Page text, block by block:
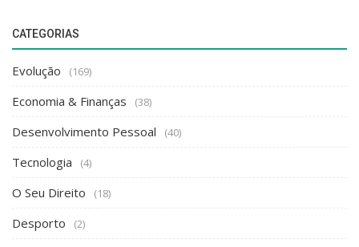
CATEGORIAS
Evolução (169)
Economia & Finanças (38)
Desenvolvimento Pessoal (40)
Tecnologia (4)
O Seu Direito (18)
Desporto (2)